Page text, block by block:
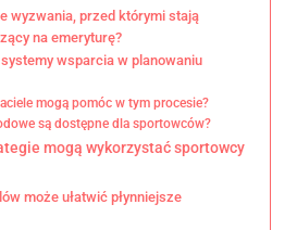
wyzwania, przed którymi stają
na emeryturę?
wsparcia w planowaniu
mogą pomóc w tym procesie?
są dostępne dla sportowców?
mogą wykorzystać sportowcy
może ułatwić płynniejsze